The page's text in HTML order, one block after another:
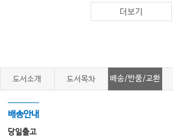
P16_허리통증 ························ 64
P19_배뇨이상 ··························· 76
P22_경련 ································ 88
더보기
도서소개 도서목차 배송/반품/교환
배송안내
당일출고